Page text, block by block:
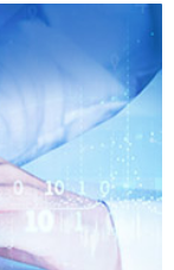
方财富吧；豆